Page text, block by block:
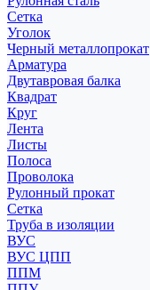
Сетка
Уголок
Черный металлопрокат
Арматура
Двутавровая балка
Квадрат
Круг
Лента
Листы
Полоса
Проволока
Рулонный прокат
Сетка
Труба в изоляции
ВУС
ВУС ЦПП
ППМ